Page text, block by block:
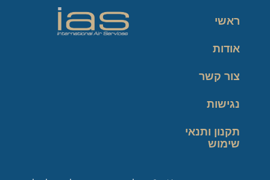
ראשי
אודות
צור קשר
נגישות
תקנון ותנאי
שימוש